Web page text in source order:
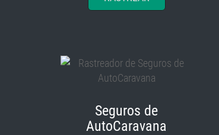
Seguros de
AutoCaravana